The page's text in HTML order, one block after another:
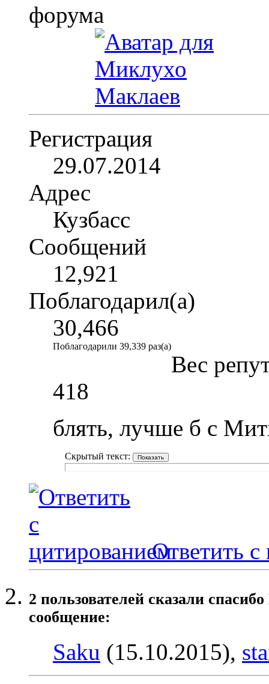
Регистрация
29.07.2014
Адрес
Кузбасс
Сообщений
12,921
Поблагодарил(а)
30,466
Поблагодарили 39,339 раз(а)
Вес
418
блять, лучше б с
Скрытый текст:
Ответить с
2 пользователей сказали
сообщение:
Saku (15.10.2015),